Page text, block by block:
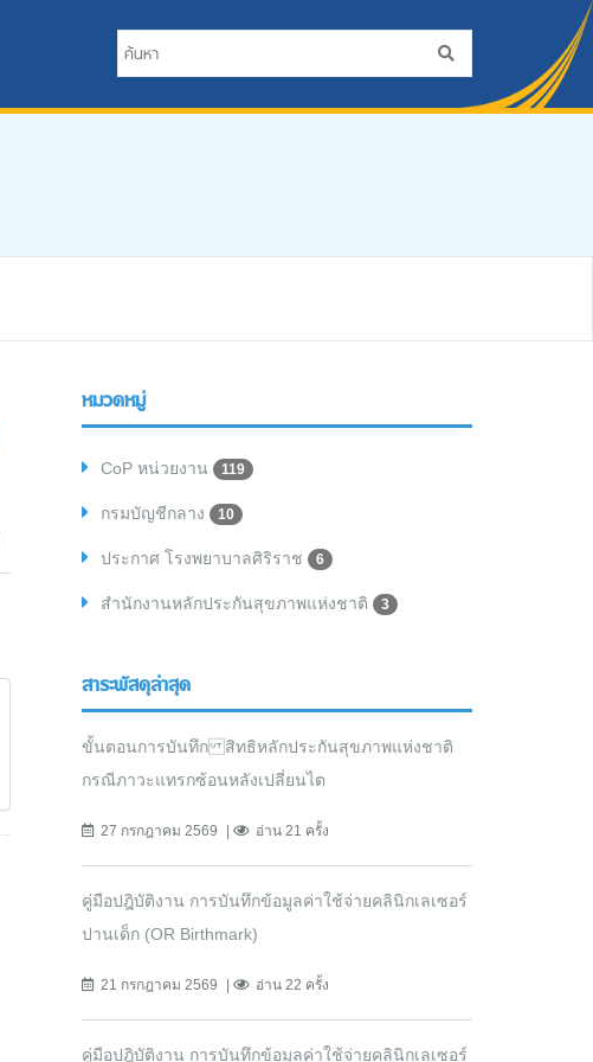
หมวดหมู่
CoP หน่วยงาน 119
กรมบัญชีกลาง 10
ประกาศ โรงพยาบาลศิริราช 6
สำนักงานหลักประกันสุขภาพแห่งชาติ 3
สาระพัสดุล่าสุด
ขั้นตอนการบันทึก สิทธิหลักประกันสุขภาพแห่งชาติ
กรณีภาวะแทรกซ้อนหลังเปลี่ยนไต
27 กรกฎาคม 2569 อ่าน 21 ครั้ง
คู่มือปฎิบัติงาน การบันทึกข้อมูลค่าใช้จ่ายคลินิกเลเซอร์
ปานเด็ก (OR Birthmark)
21 กรกฎาคม 2569 อ่าน 22 ครั้ง
คู่มือปฎิบัติงาน การบันทึกข้อมูลค่าใช้จ่ายคลินิกเลเซอร์